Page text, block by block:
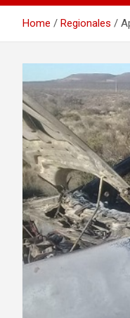
Home Regionales